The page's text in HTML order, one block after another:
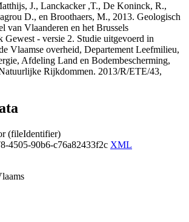
J., Lanckacker ,T., De Koninck, R.,
D., en Broothaers, M., 2013. Geologisch
van Vlaanderen en het Brussels
Gewest - versie 2. Studie uitgevoerd in
Vlaamse overheid, Departement Leefmilieu,
Afdeling Land en Bodembescherming,
Rijkdommen. 2013/R/ETE/43,
(fileIdentifier)
4505-90b6-c76a82433f2c XML